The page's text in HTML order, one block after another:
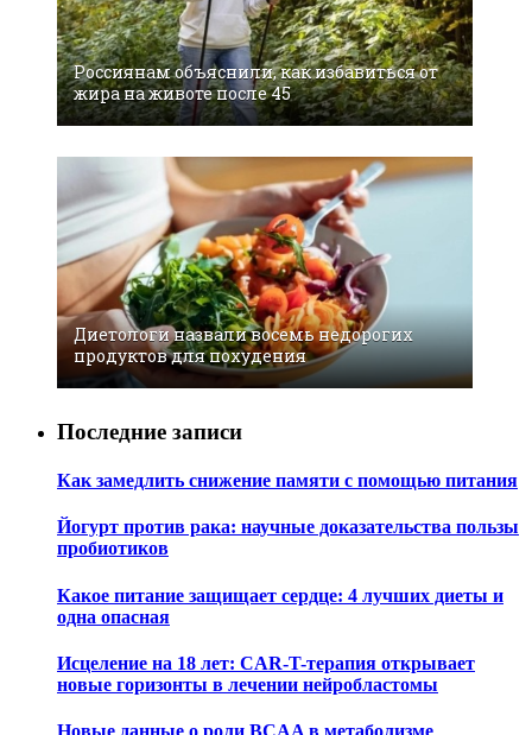
Россиянам объяснили, как избавиться от
жира на животе после 45
Диетологи назвали восемь недорогих
продуктов для похудения
Последние записи
Как замедлить снижение памяти с помощью питания
Йогурт против рака: научные доказательства пользы
пробиотиков
Какое питание защищает сердце: 4 лучших диеты и
одна опасная
Исцеление на 18 лет: CAR-T-терапия открывает
новые горизонты в лечении нейробластомы